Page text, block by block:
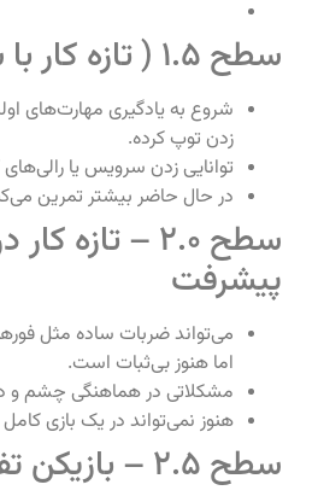
سطح 1.5 ( تازه کار با شروع آموزش)
شروع به یادگیری مهارت‌های
زدن توپ کرده.
توانایی زدن سرویس یا رالی‌های
در حال حاضر بیشتر تمرین
سطح 2.0 – تازه
پیشرفت
می‌تواند ضربات ساده مثل
اما هنوز بی‌ثبات است.
مشکلاتی در هماهنگی چشم و
هنوز نمی‌تواند در یک بازی
سطح 2.5 – بازیکن تفریحی تازه کار